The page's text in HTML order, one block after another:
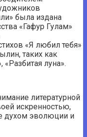
была издана
«Гафур Гулам»
«Я любил тебя»
таких как
луна».
литературной
искренностью,
духом эволюции и